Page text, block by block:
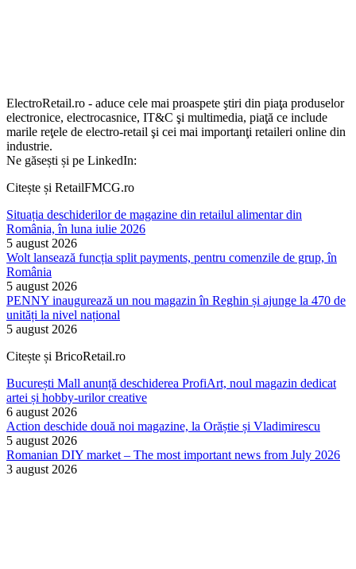
ElectroRetail.ro - aduce cele mai proaspete ştiri din piaţa produselor
electronice, electrocasnice, IT&C şi multimedia, piaţă ce include
marile reţele de electro-retail şi cei mai importanţi retaileri online din
industrie.
Ne găsești și pe LinkedIn:
Citește și RetailFMCG.ro
Situația deschiderilor de magazine din retailul alimentar din
România, în luna iulie 2026
5 august 2026
Wolt lansează funcția split payments, pentru comenzile de grup, în
România
5 august 2026
PENNY inaugurează un nou magazin în Reghin și ajunge la 470 de
unități la nivel național
5 august 2026
Citește și BricoRetail.ro
București Mall anunță deschiderea ProfiArt, noul magazin dedicat
artei și hobby-urilor creative
6 august 2026
Action deschide două noi magazine, la Orăștie și Vladimirescu
5 august 2026
Romanian DIY market – The most important news from July 2026
3 august 2026